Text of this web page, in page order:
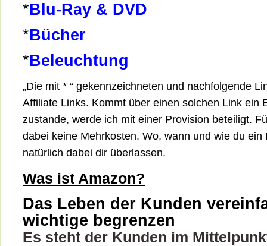
*Blu-Ray & DVD
*Bücher
*Beleuchtung
„Die mit * “ gekennzeichneten und nachfolgende
Affiliate Links. Kommt über einen solchen Link ein
zustande, werde ich mit einer Provision beteiligt.
dabei keine Mehrkosten. Wo, wann und wie du ein
natürlich dabei dir überlassen.
Was ist Amazon?
Das Leben der Kunden
wichtige begrenzen
Es steht der Kunden im